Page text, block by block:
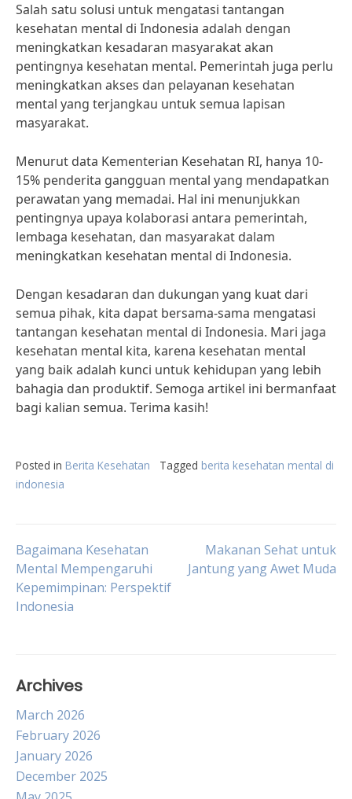
Salah satu solusi untuk mengatasi tantangan
kesehatan mental di Indonesia adalah dengan
meningkatkan kesadaran masyarakat akan
pentingnya kesehatan mental. Pemerintah juga perlu
meningkatkan akses dan pelayanan kesehatan
mental yang terjangkau untuk semua lapisan
masyarakat.
Menurut data Kementerian Kesehatan RI, hanya 10-
15% penderita gangguan mental yang mendapatkan
perawatan yang memadai. Hal ini menunjukkan
pentingnya upaya kolaborasi antara pemerintah,
lembaga kesehatan, dan masyarakat dalam
meningkatkan kesehatan mental di Indonesia.
Dengan kesadaran dan dukungan yang kuat dari
semua pihak, kita dapat bersama-sama mengatasi
tantangan kesehatan mental di Indonesia. Mari jaga
kesehatan mental kita, karena kesehatan mental
yang baik adalah kunci untuk kehidupan yang lebih
bahagia dan produktif. Semoga artikel ini bermanfaat
bagi kalian semua. Terima kasih!
Posted in Berita Kesehatan Tagged berita kesehatan mental di
indonesia
Post
navigation
Bagaimana Kesehatan
Mental Mempengaruhi
Kepemimpinan: Perspektif
Indonesia
Makanan Sehat untuk
Jantung yang Awet Muda
Archives
March 2026
February 2026
January 2026
December 2025